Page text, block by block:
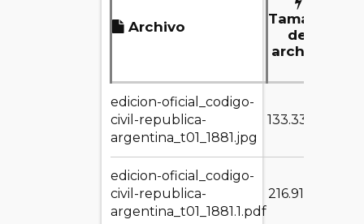
Archivo
Tamaño
del
archivo
edicion-oficial_codigo-
civil-republica-
argentina_t01_1881.jpg
133.33 KB
edicion-oficial_codigo-
civil-republica-
argentina_t01_1881.1.pdf
216.91 MB